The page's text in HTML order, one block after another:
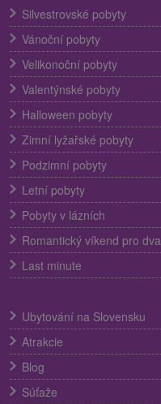
Silvestrovské pobyty
Vánoční pobyty
Velikonoční pobyty
Valentýnské pobyty
Halloween pobyty
Zimní lyžařské pobyty
Podzimní pobyty
Letní pobyty
Pobyty v lázních
Romantický víkend pro dva
Last minute
Ubytování na Slovensku
Atrakcie
Blog
Súťaže